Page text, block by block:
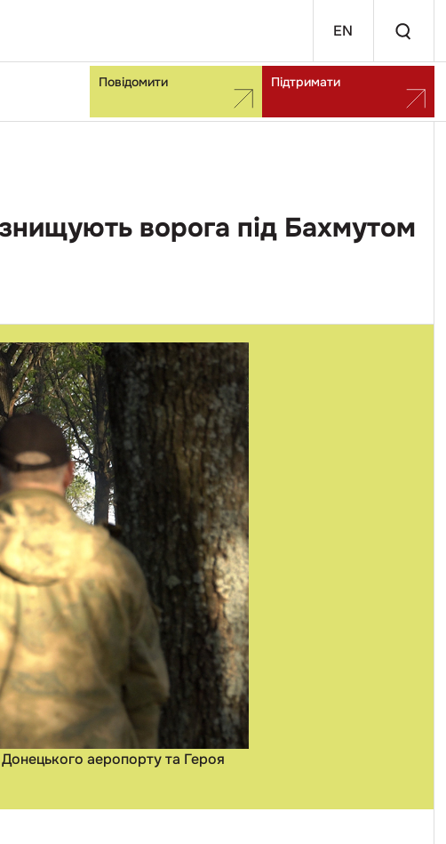
EN
Повідомити Підтримати
ворога під Бахмутом
аеропорту та Героя